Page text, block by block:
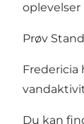
oplevelser
Prøv
Fredericia
Du kan